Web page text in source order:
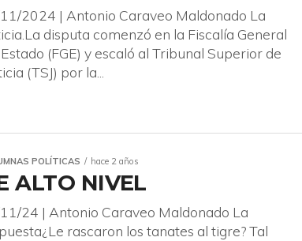
2024 | Antonio Caraveo Maldonado La
disputa comenzó en la Fiscalía General
(FGE) y escaló al Tribunal Superior de
(TSJ) por la...
POLÍTICAS hace 2 años
ALTO NIVEL
24 | Antonio Caraveo Maldonado La
rascaron los tanates al tigre? Tal